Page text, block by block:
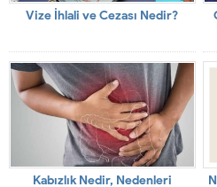
Vize İhlali ve Cezası Nedir?
Kabızlık Nedir, Nedenleri